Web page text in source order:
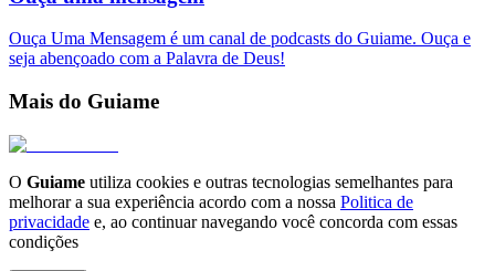
Ouça Uma Mensagem é um canal de podcasts do Guiame. Ouça e
seja abençoado com a Palavra de Deus!
Mais do Guiame
O Guiame utiliza cookies e outras tecnologias semelhantes para
melhorar a sua experiência acordo com a nossa Politica de
privacidade e, ao continuar navegando você concorda com essas
condições